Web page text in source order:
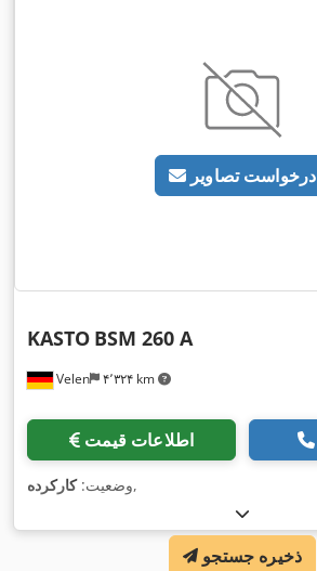
درخواست تصاویر
Velen ۴٬۳۲۴ km
KASTO BSM 260 A
اطلاعات قیمت
وضعیت:کارکرده ,
ذخیره جستجو